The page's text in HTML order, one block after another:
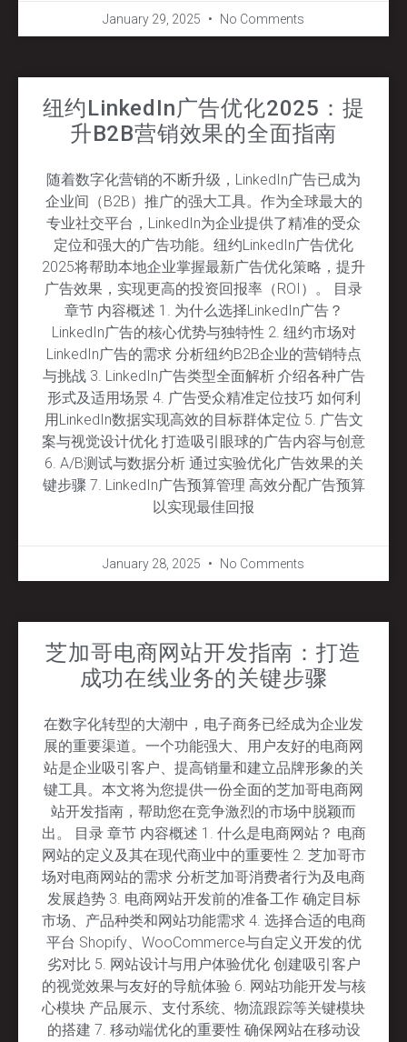
January 29, 2025 No Comments
纽约LinkedIn广告优化2025：提
升B2B营销效果的全面指南
随着数字化营销的不断升级，LinkedIn广告已成为
企业间（B2B）推广的强大工具。作为全球最大的
专业社交平台，LinkedIn为企业提供了精准的受众
定位和强大的广告功能。纽约LinkedIn广告优化
2025将帮助本地企业掌握最新广告优化策略，提升
广告效果，实现更高的投资回报率（ROI）。 目录
章节 内容概述 1. 为什么选择LinkedIn广告？
LinkedIn广告的核心优势与独特性 2. 纽约市场对
LinkedIn广告的需求 分析纽约B2B企业的营销特点
与挑战 3. LinkedIn广告类型全面解析 介绍各种广告
形式及适用场景 4. 广告受众精准定位技巧 如何利
用LinkedIn数据实现高效的目标群体定位 5. 广告文
案与视觉设计优化 打造吸引眼球的广告内容与创意
6. A/B测试与数据分析 通过实验优化广告效果的关
键步骤 7. LinkedIn广告预算管理 高效分配广告预算
以实现最佳回报
January 28, 2025 No Comments
芝加哥电商网站开发指南：打造
成功在线业务的关键步骤
在数字化转型的大潮中，电子商务已经成为企业发
展的重要渠道。一个功能强大、用户友好的电商网
站是企业吸引客户、提高销量和建立品牌形象的关
键工具。本文将为您提供一份全面的芝加哥电商网
站开发指南，帮助您在竞争激烈的市场中脱颖而
出。 目录 章节 内容概述 1. 什么是电商网站？ 电商
网站的定义及其在现代商业中的重要性 2. 芝加哥市
场对电商网站的需求 分析芝加哥消费者行为及电商
发展趋势 3. 电商网站开发前的准备工作 确定目标
市场、产品种类和网站功能需求 4. 选择合适的电商
平台 Shopify、WooCommerce与自定义开发的优
劣对比 5. 网站设计与用户体验优化 创建吸引客户
的视觉效果与友好的导航体验 6. 网站功能开发与核
心模块 产品展示、支付系统、物流跟踪等关键模块
的搭建 7. 移动端优化的重要性 确保网站在移动设